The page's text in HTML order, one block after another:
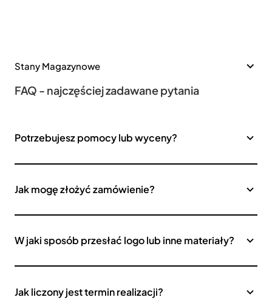
Stany Magazynowe
FAQ - najczęściej zadawane pytania
Potrzebujesz pomocy lub wyceny?
Jak mogę złożyć zamówienie?
W jaki sposób przesłać logo lub inne materiały?
Jak liczony jest termin realizacji?